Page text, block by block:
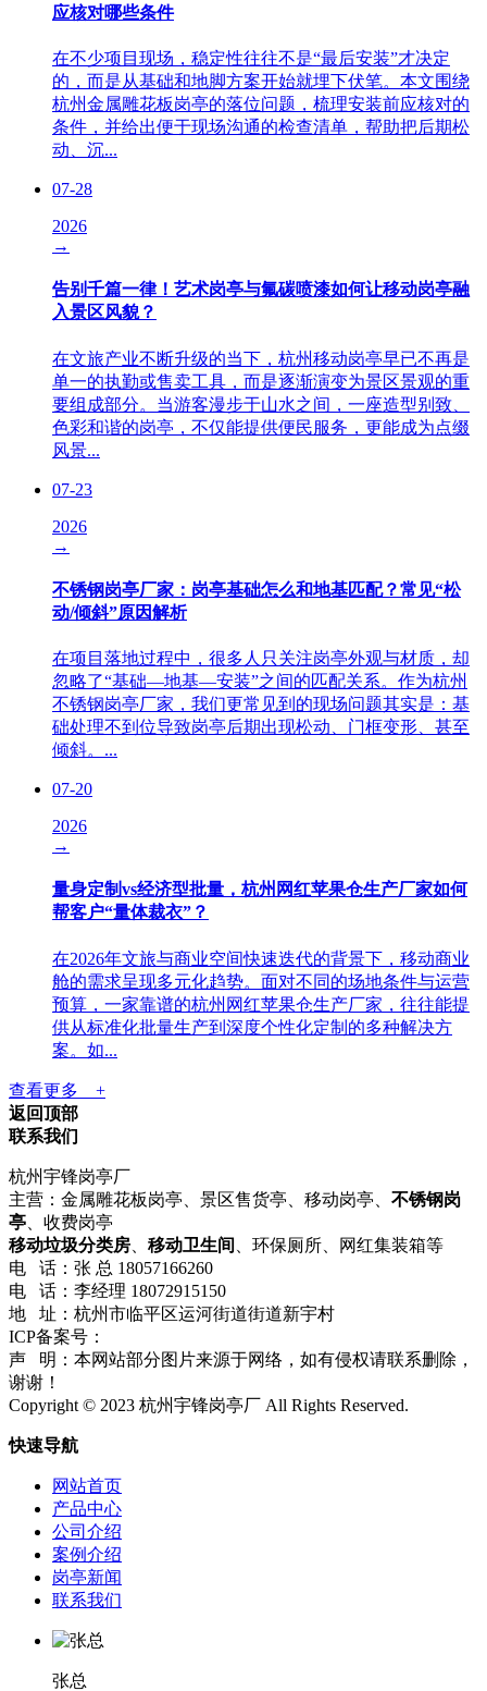
应核对哪些条件
在不少项目现场，稳定性往往不是“最后安装”才决定
的，而是从基础和地脚方案开始就埋下伏笔。本文围绕
杭州金属雕花板岗亭的落位问题，梳理安装前应核对的
条件，并给出便于现场沟通的检查清单，帮助把后期松
动、沉...
07-28
2026
→
告别千篇一律！艺术岗亭与氟碳喷漆如何让移动岗亭融
入景区风貌？
在文旅产业不断升级的当下，杭州移动岗亭早已不再是
单一的执勤或售卖工具，而是逐渐演变为景区景观的重
要组成部分。当游客漫步于山水之间，一座造型别致、
色彩和谐的岗亭，不仅能提供便民服务，更能成为点缀
风景...
07-23
2026
→
不锈钢岗亭厂家：岗亭基础怎么和地基匹配？常见“松
动/倾斜”原因解析
在项目落地过程中，很多人只关注岗亭外观与材质，却
忽略了“基础—地基—安装”之间的匹配关系。作为杭州
不锈钢岗亭厂家，我们更常见到的现场问题其实是：基
础处理不到位导致岗亭后期出现松动、门框变形、甚至
倾斜。...
07-20
2026
→
量身定制vs经济型批量，杭州网红苹果仓生产厂家如何
帮客户“量体裁衣”？
在2026年文旅与商业空间快速迭代的背景下，移动商业
舱的需求呈现多元化趋势。面对不同的场地条件与运营
预算，一家靠谱的杭州网红苹果仓生产厂家，往往能提
供从标准化批量生产到深度个性化定制的多种解决方
案。如...
查看更多 +
返回顶部
联系我们
杭州宇锋岗亭厂
主营：金属雕花板岗亭、景区售货亭、移动岗亭、 不锈钢岗
亭 、收费岗亭
移动垃圾分类房
移动卫生间
、环保厕所、网红集装箱等
电 话：张 总 18057166260
电 话：李经理 18072915150
地 址：杭州市临平区运河街道街道新宇村
ICP备案号：
声 明：本网站部分图片来源于网络，如有侵权请联系删除，
谢谢！
Copyright © 2023 杭州宇锋岗亭厂 All Rights Reserved.
快速导航
网站首页
产品中心
公司介绍
案例介绍
岗亭新闻
联系我们
张总